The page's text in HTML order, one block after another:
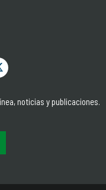
noticias y publicaciones.